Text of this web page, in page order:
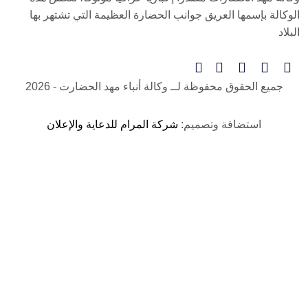
الوكالة بإسمها العريق جوانب الحضارة العظيمة التي تشتهر بها
البلاد
جميع الحقوق محفوظة لــ وكالة أنباء مهد الحضارت - 2026
استضافة وتصميم: شركة المرام للدعاية والإعلان